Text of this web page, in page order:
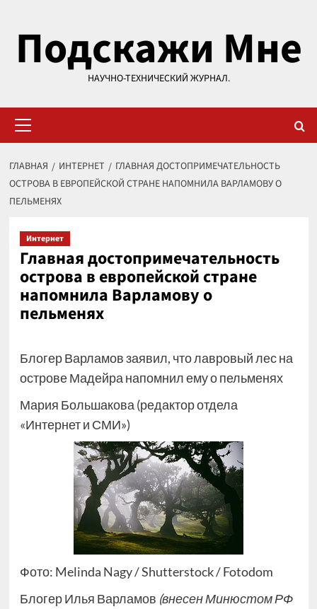
содержимому
Подскажи Мне
НАУЧНО-ТЕХНИЧЕСКИЙ ЖУРНАЛ.
меню
ГЛАВНАЯ ИНТЕРНЕТ
ГЛАВНАЯ ДОСТОПРИМЕЧАТЕЛЬНОСТЬ
ОСТРОВА В ЕВРОПЕЙСКОЙ СТРАНЕ НАПОМНИЛА ВАРЛАМОВУ О
ПЕЛЬМЕНЯХ
Интернет
Главная достопримечательность
острова в европейской стране
напомнила Варламову о
пельменях
Блогер Варламов заявил, что лавровый лес на
острове Мадейра напомнил ему о пельменях
Мария Большакова (редактор отдела
«Интернет и СМИ»)
Фото: Melinda Nagy / Shutterstock / Fotodom
Блогер Илья Варламов (внесен Минюстом РФ